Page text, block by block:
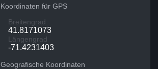
Koordinaten für GPS
Breitengrad
41.8171073
Längengrad
-71.4231403
Geografische Koordinaten